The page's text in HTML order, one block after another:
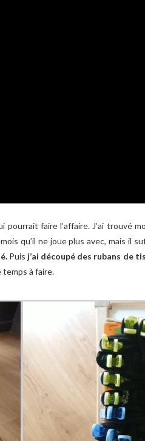
pourrait faire l’affaire. J’ai trouvé
qu’il ne joue plus avec, mais il
Puis j’ai découpé des rubans de
à faire.